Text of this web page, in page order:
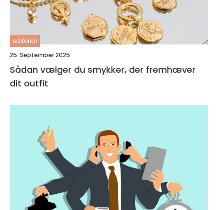
editorial
25. September 2025
Sådan vælger du smykker, der fremhæver
dit outfit